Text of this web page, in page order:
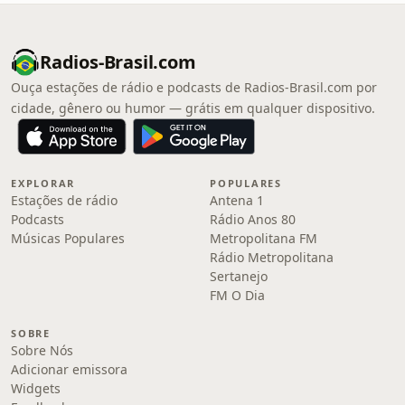
Radios-Brasil.com
Ouça estações de rádio e podcasts de Radios-Brasil.com por
cidade, gênero ou humor — grátis em qualquer dispositivo.
EXPLORAR
Estações de rádio
Podcasts
Músicas Populares
POPULARES
Antena 1
Rádio Anos 80
Metropolitana FM
Rádio Metropolitana
Sertanejo
FM O Dia
SOBRE
Sobre Nós
Adicionar emissora
Widgets